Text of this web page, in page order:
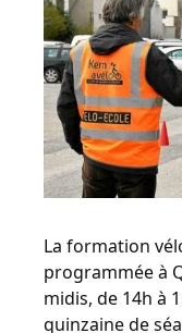
La formation
programmée à
midis, de 14h à
quinzaine de